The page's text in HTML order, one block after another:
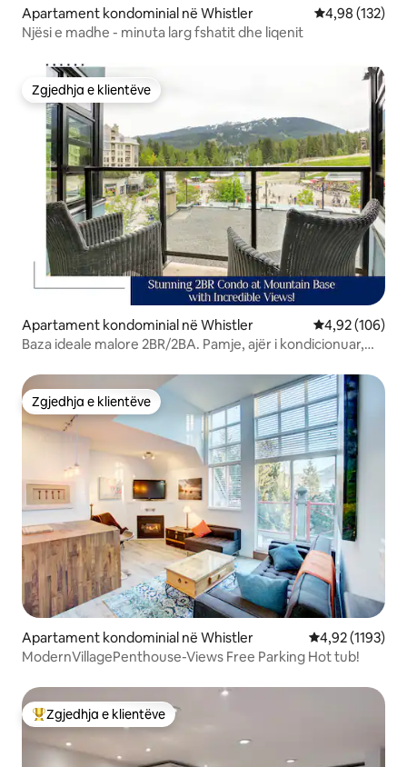
Apartament kondominial në Whistler Vlerësimi
4,98 (132)
Njësi e madhe - minuta larg fshatit dhe liqenit
Zgjedhja e klientëve
Zgjedhja e klientëve
Apartament kondominial në Whistler Vlerësimi
4,92 (106)
Baza ideale malore 2BR/2BA. Pamje, ajër i kondicionuar,
Zgjedhja e klientëve
Zgjedhja e klientëve
Apartament kondominial në Whistler Vlerësimi
4,92 (1193)
ModernVillagePenthouse-Views Free Parking Hot tub!
Më të mirat e zgjedhjeve të klientëve
Zgjedhja e klientëve